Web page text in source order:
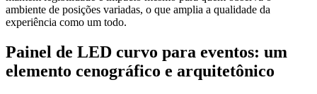
ambiente de posições variadas, o que amplia a qualidade da
experiência como um todo.
Painel de LED curvo para eventos: um
elemento cenográfico e arquitetônico